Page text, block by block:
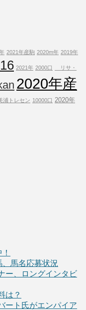
2021年産駒 2020m年 2019年
2021年 2000口 リサ・
2020年産
トレセン 10000口 2020年
、馬名応募状況
ー、ロングインタビ
は？
ート氏がエンパイア